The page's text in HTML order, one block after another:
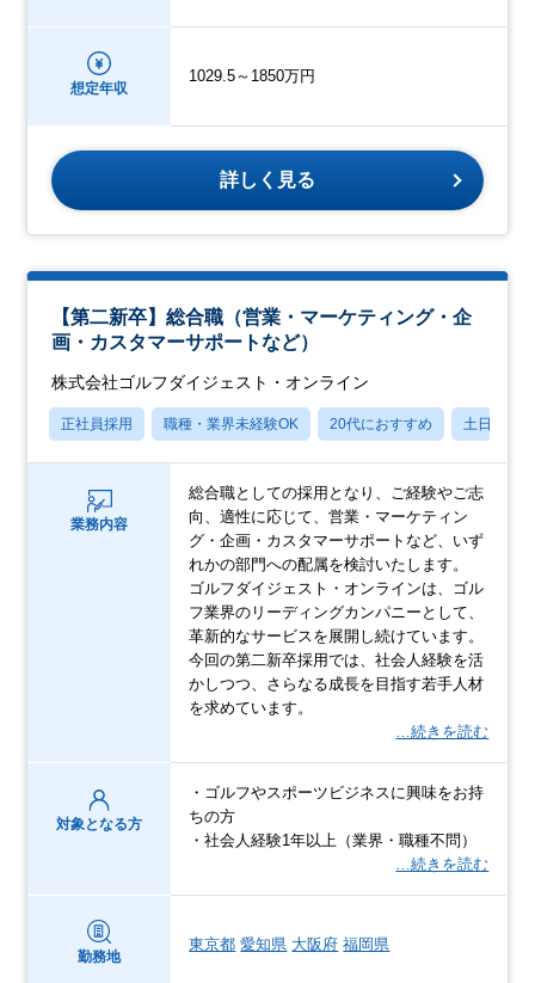
想定年収
1029.5～1850万円
詳しく見る
【第二新卒】総合職（営業・マーケティング・企
画・カスタマーサポートなど）
株式会社ゴルフダイジェスト・オンライン
正社員採用 職種・業界未経験OK 20代におすすめ 土日祝休み
業務内容
総合職としての採用となり、ご経験やご志
向、適性に応じて、営業・マーケティン
グ・企画・カスタマーサポートなど、いず
れかの部門への配属を検討いたします。
ゴルフダイジェスト・オンラインは、ゴル
フ業界のリーディングカンパニーとして、
革新的なサービスを展開し続けています。
今回の第二新卒採用では、社会人経験を活
かしつつ、さらなる成長を目指す若手人材
を求めています。
…続きを読む
対象となる方
・ゴルフやスポーツビジネスに興味をお持
ちの方
・社会人経験1年以上（業界・職種不問）
…続きを読む
勤務地
東京都 愛知県 大阪府 福岡県